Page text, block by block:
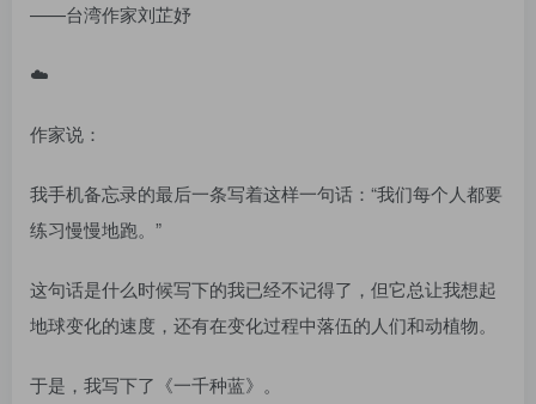
——台湾作家刘芷妤
☁️
作家说：
我手机备忘录的最后一条写着这样一句话：“我们每个人都要
练习慢慢地跑。”
这句话是什么时候写下的我已经不记得了，但它总让我想起
地球变化的速度，还有在变化过程中落伍的人们和动植物。
于是，我写下了《一千种蓝》。